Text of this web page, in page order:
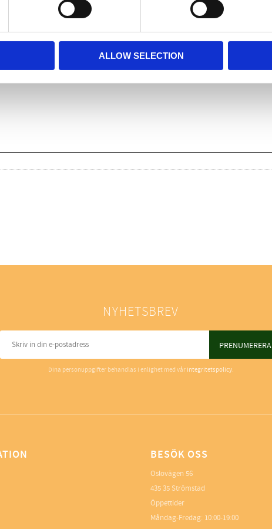
ALLOW SELECTION
LinkedInPinterest
NYHETSBREV
PRENUMERERA
Dina personuppgifter behandlas i enlighet med vår integritetspolicy.
BESÖK OSS
Oslovägen 56
435 35 Strömstad
Öppettider
Måndag-Fredag: 10:00-19:00